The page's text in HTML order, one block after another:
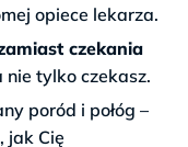
opiece lekarza.
czekania
nie tylko czekasz.
poród i połóg –
jak Cię